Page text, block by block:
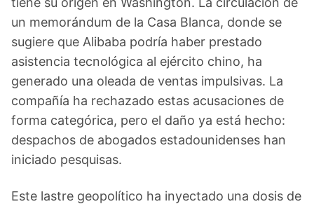
un memorándum de la Casa Blanca, donde se
sugiere que Alibaba podría haber prestado
asistencia tecnológica al ejército chino, ha
generado una oleada de ventas impulsivas. La
compañía ha rechazado estas acusaciones de
forma categórica, pero el daño ya está hecho:
despachos de abogados estadounidenses han
iniciado pesquisas.
Este lastre geopolítico ha inyectado una dosis de